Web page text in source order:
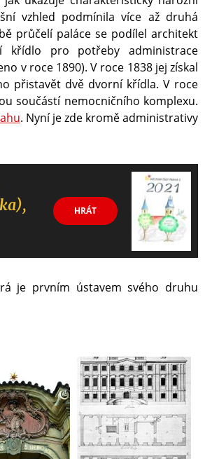
vzhled podmínila více až druhá
průčelí paláce se podílel architekt
křídlo pro potřeby administrace
v roce 1890). V roce 1838 jej získal
přistavět dvě dvorní křídla. V roce
součástí nemocničního komplexu.
. Nyní je zde kromě administrativy
HRÁT
je prvním ústavem svého druhu